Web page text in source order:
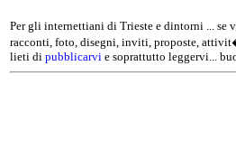
Per gli internettiani di Trieste e dintorni ... se
racconti, foto, disegni, inviti, proposte,
lieti di pubblicarvi e soprattutto leggervi...